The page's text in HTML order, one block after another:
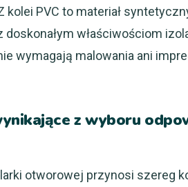
kolei PVC to materiał
właściwościom
wymagają malowania ani
z wyboru
otworowej przynosi szereg